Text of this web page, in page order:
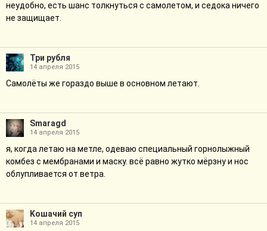
неудобно, есть шанс толкнуться с самолетом, и седока ничего
не защищает.
Три рубля
14 апреля 2015
Самолёты же гораздо выше в основном летают.
Smaragd
14 апреля 2015
я, когда летаю на метле, одеваю специальный горнолыжный
комбез с мембранами и маску. всё равно жутко мёрзну и нос
облупливается от ветра.
Kошачий суп
14 апреля 2015